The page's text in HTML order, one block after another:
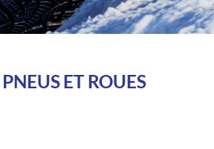
PNEUS ET ROUES